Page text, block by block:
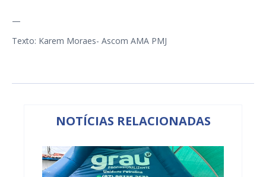
—
Texto: Karem Moraes- Ascom AMA PMJ
NOTÍCIAS RELACIONADAS